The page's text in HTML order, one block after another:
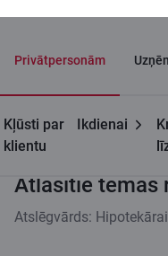
klientu
Citadeles blogs Atlasītie
Atlasītie tēmas
Atslēgvārds: